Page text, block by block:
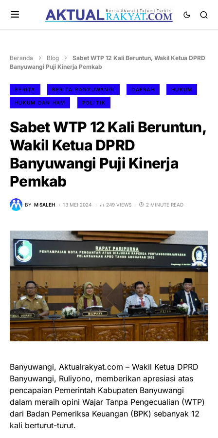
Beranda Blog
Sabet WTP 12 Kali Beruntun, Wakil Ketua DPRD
Banyuwangi Puji Kinerja Pemkab
BERITA BERITA BANYUWANGI DAERAH HUKUM
HUKUM DAN HAM POLITIK
Sabet WTP 12 Kali Beruntun,
Wakil Ketua DPRD
Banyuwangi Puji Kinerja
Pemkab
BY M SALEH 13 MEI 2024 249 VIEWS 2 MINUTE READ
Banyuwangi, Aktualrakyat.com – Wakil Ketua DPRD
Banyuwangi, Ruliyono, memberikan apresiasi atas
pencapaian Pemerintah Kabupaten Banyuwangi
dalam meraih opini Wajar Tanpa Pengecualian (WTP)
dari Badan Pemeriksa Keuangan (BPK) sebanyak 12
kali berturut-turut.